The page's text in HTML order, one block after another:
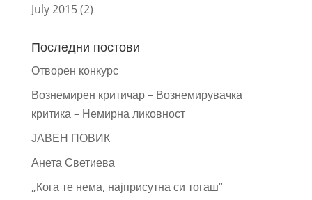
July 2015(2)
Последни постови
Отворен конкурс
Вознемирен критичар – Вознемирувачка
критика – Немирна ликовност
ЈАВЕН ПОВИК
Анета Светиева
„Кога те нема, најприсутна си тогаш“